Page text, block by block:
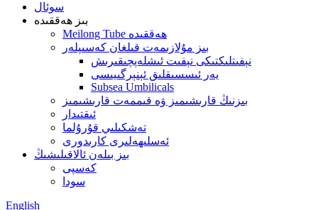
سوئال
بىز ھەققىدە
Meilong Tube ھەققىدە
بىز مۇلازىمەت قىلغان كەسىپلەر
نېفىتلىكتىكى نېفىت ئىشلەپچىقىرىش
يەر ئىسسىقلىق ئېنېرگىيىسى
Subsea Umbilicals
بىزنىڭ قارىشىمىز ۋە قىممەت قارىشىمىز
ئىقتىدار
تەشكىلىي قۇرۇلما
ئەسلىھەلىرى كارىدورى
بىز بىلەن ئالاقىلىشىڭ
كەسپى
سودا
English